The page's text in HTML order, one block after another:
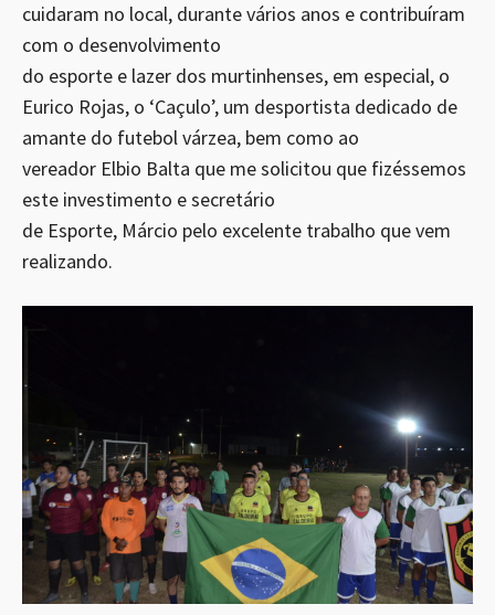
cuidaram no local, durante vários anos e contribuíram
com o desenvolvimento
do esporte e lazer dos murtinhenses, em especial, o
Eurico Rojas, o ‘Caçulo’, um desportista dedicado de
amante do futebol várzea, bem como ao
vereador Elbio Balta que me solicitou que fizéssemos
este investimento e secretário
de Esporte, Márcio pelo excelente trabalho que vem
realizando.